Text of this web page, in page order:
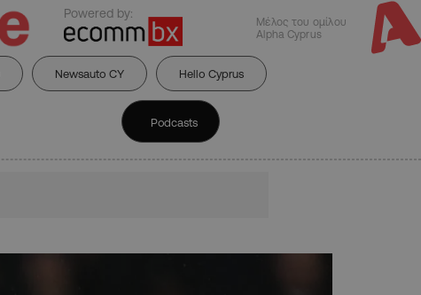
Powered by:
Μέλος του ομίλου
Alpha Cyprus
Newsauto CY Hello Cyprus
Podcasts